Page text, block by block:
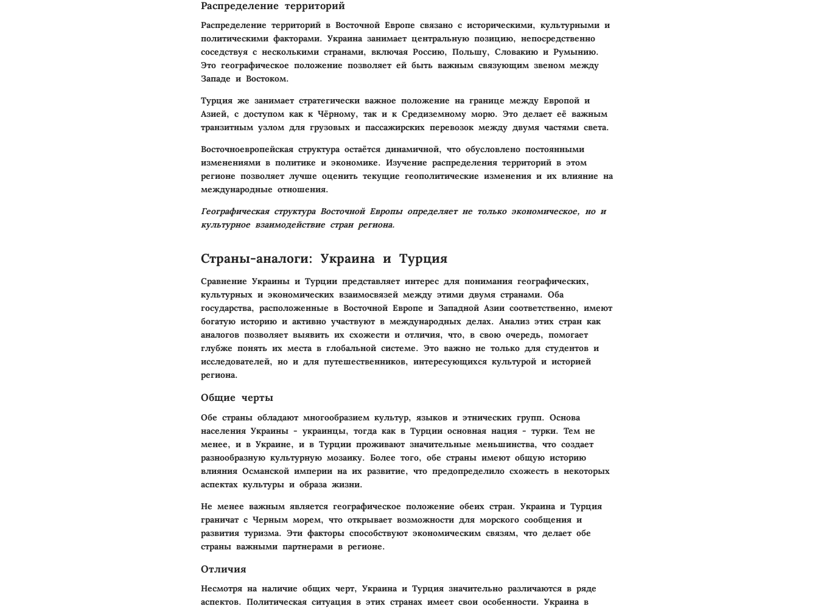
Распределение территорий
Распределение территорий в Восточной Европе связано с историческими, культурными и
политическими факторами. Украина занимает центральную позицию, непосредственно
соседствуя с несколькими странами, включая Россию, Польшу, Словакию и Румынию.
Это географическое положение позволяет ей быть важным связующим звеном между
Западе и Востоком.
Турция же занимает стратегически важное положение на границе между Европой и
Азией, с доступом как к Чёрному, так и к Средиземному морю. Это делает её важным
транзитным узлом для грузовых и пассажирских перевозок между двумя частями света.
Восточноевропейская структура остаётся динамичной, что обусловлено постоянными
изменениями в политике и экономике. Изучение распределения территорий в этом
регионе позволяет лучше оценить текущие геополитические изменения и их влияние на
международные отношения.
Географическая структура Восточной Европы определяет не только экономическое, но и
культурное взаимодействие стран региона.
Страны-аналоги: Украина и Турция
Сравнение Украины и Турции представляет интерес для понимания географических,
культурных и экономических взаимосвязей между этими двумя странами. Оба
государства, расположенные в Восточной Европе и Западной Азии соответственно, имеют
богатую историю и активно участвуют в международных делах. Анализ этих стран как
аналогов позволяет выявить их схожести и отличия, что, в свою очередь, помогает
глубже понять их места в глобальной системе. Это важно не только для студентов и
исследователей, но и для путешественников, интересующихся культурой и историей
региона.
Общие черты
Обе страны обладают многообразием культур, языков и этнических групп. Основа
населения Украины - украинцы, тогда как в Турции основная нация - турки. Тем не
менее, и в Украине, и в Турции проживают значительные меньшинства, что создает
разнообразную культурную мозаику. Более того, обе страны имеют общую историю
влияния Османской империи на их развитие, что предопределило схожесть в некоторых
аспектах культуры и образа жизни.
Не менее важным является географическое положение обеих стран. Украина и Турция
граничат с Черным морем, что открывает возможности для морского сообщения и
развития туризма. Эти факторы способствуют экономическим связям, что делает обе
страны важными партнерами в регионе.
Отличия
Несмотря на наличие общих черт, Украина и Турция значительно различаются в ряде
аспектов. Политическая ситуация в этих странах имеет свои особенности. Украина в